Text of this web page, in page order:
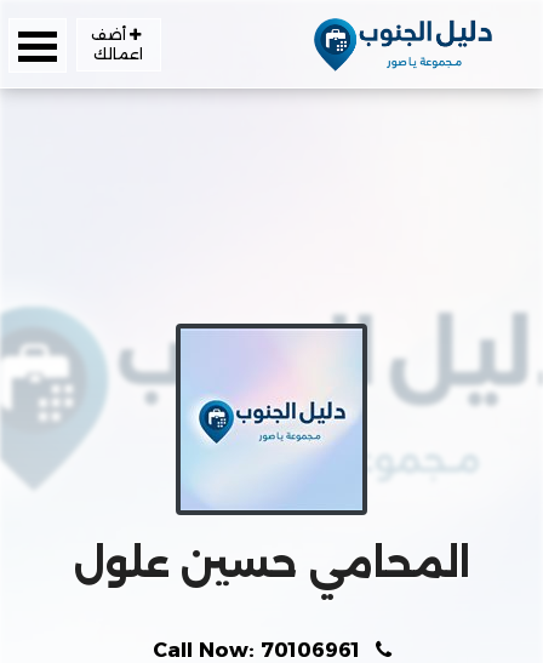
أضف
اعمالك
المحامي حسين علول
Call Now: 70106961